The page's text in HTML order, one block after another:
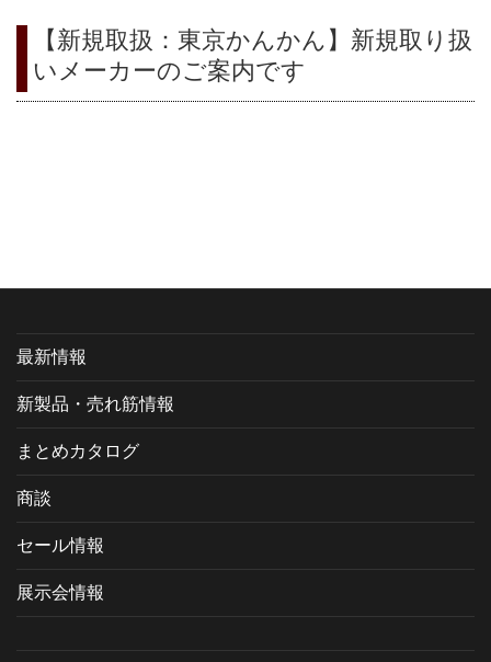
【新規取扱：東京かんかん】新規取り扱
いメーカーのご案内です
最新情報
新製品・売れ筋情報
まとめカタログ
商談
セール情報
展示会情報